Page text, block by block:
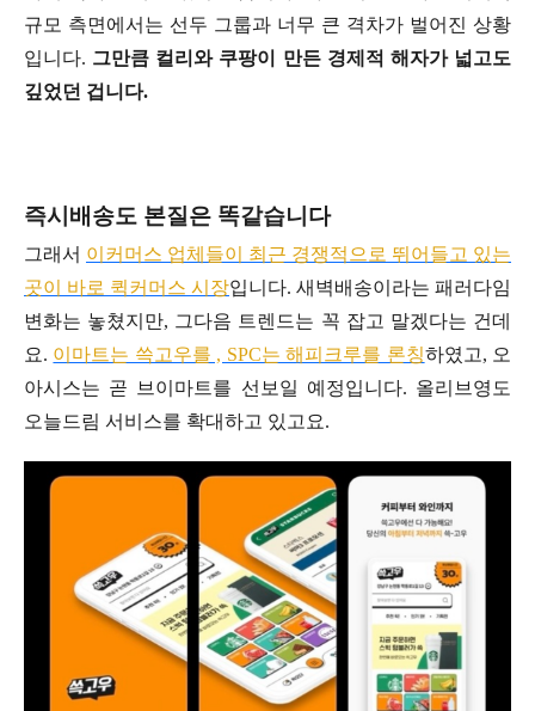
규모 측면에서는 선두 그룹과 너무 큰 격차가 벌어진 상황
입니다. 그만큼 컬리와 쿠팡이 만든 경제적 해자가 넓고도
깊었던 겁니다.
즉시배송도 본질은 똑같습니다
그래서 이커머스 업체들이 최근 경쟁적으로 뛰어들고 있는
곳이 바로 퀵커머스 시장입니다. 새벽배송이라는 패러다임
변화는 놓쳤지만, 그다음 트렌드는 꼭 잡고 말겠다는 건데
요. 이마트는 쓱고우를 , SPC는 해피크루를 론칭하였고, 오
아시스는 곧 브이마트를 선보일 예정입니다. 올리브영도
오늘드림 서비스를 확대하고 있고요.